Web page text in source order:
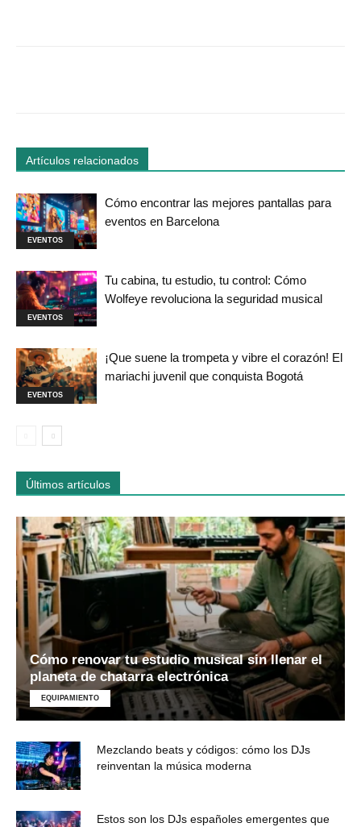
Artículos relacionados
EVENTOS
Cómo encontrar las mejores pantallas para
eventos en Barcelona
EVENTOS
Tu cabina, tu estudio, tu control: Cómo
Wolfeye revoluciona la seguridad musical
EVENTOS
¡Que suene la trompeta y vibre el corazón! El
mariachi juvenil que conquista Bogotá
Últimos artículos
Cómo renovar tu estudio musical sin llenar el
planeta de chatarra electrónica
EQUIPAMIENTO
Mezclando beats y códigos: cómo los DJs
reinventan la música moderna
Estos son los DJs españoles emergentes que